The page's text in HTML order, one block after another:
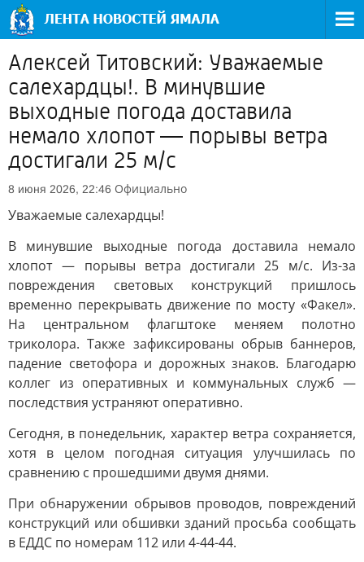
Алексей Титовский: Уважаемые
салехардцы!. В минувшие
выходные погода доставила
немало хлопот — порывы ветра
достигали 25 м/с
8 июня 2026, 22:46 Официально
Уважаемые салехардцы!
В минувшие выходные погода доставила немало
хлопот — порывы ветра достигали 25 м/с. Из-за
повреждения световых конструкций пришлось
временно перекрывать движение по мосту «Факел».
На центральном флагштоке меняем полотно
триколора. Также зафиксированы обрыв баннеров,
падение светофора и дорожных знаков. Благодарю
коллег из оперативных и коммунальных служб —
последствия устраняют оперативно.
Сегодня, в понедельник, характер ветра сохраняется,
хотя в целом погодная ситуация улучшилась по
сравнению с прошедшими двумя днями.
При обнаружении обрывов проводов, повреждений
конструкций или обшивки зданий просьба сообщать
в ЕДДС по номерам 112 или 4-44-44.